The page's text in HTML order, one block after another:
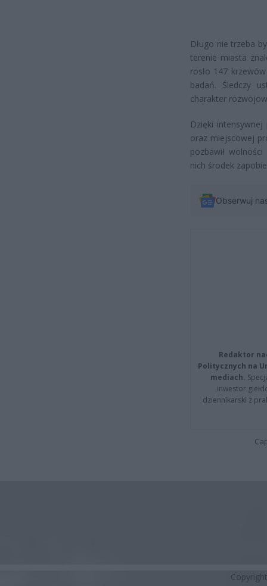
Długo nie trzeba
terenie miasta
rosło 147
badań. Śledczy
charakter
Dzięki
oraz miejscowej
pozbawił
nich środek
Obserwuj
Redaktor
Politycznych na
mediach.
inwestor
dziennikarski z